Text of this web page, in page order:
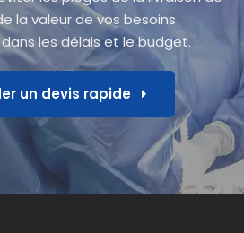
la valeur de vos besoins
les délais et le budget.
un devis rapide